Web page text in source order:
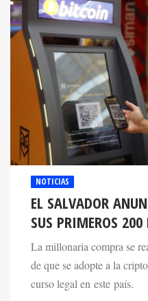
NOTICIAS
EL SALVADOR
SUS PRIMEROS
La millonaria compra se
de que se adopte a la
curso legal en este país.